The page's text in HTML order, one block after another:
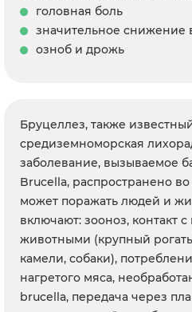
головная боль
значительное снижение
озноб и дрожь
Бруцеллез, также
средиземноморская
заболевание, вызываемое
Brucella, распространено
может поражать людей и
включают: зооноз, контакт
животными (крупный
камели, собаки),
нагретого мяса,
brucella, передача через